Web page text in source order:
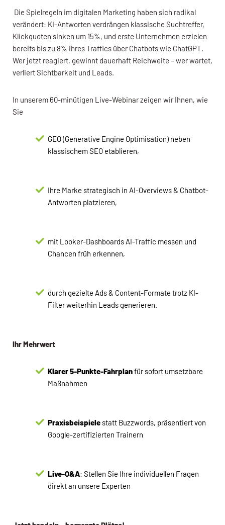
Die Spielregeln im digitalen Marketing haben sich radikal
verändert: KI-Antworten verdrängen klassische Suchtreffer,
Klick­quoten sinken um 15%, und erste Unternehmen erzielen
bereits bis zu 8% ihres Traffics über Chatbots wie ChatGPT.
Wer jetzt reagiert, gewinnt dauerhaft Reichweite – wer wartet,
verliert Sichtbarkeit und Leads.
In unserem 60-minütigen Live-Webinar zeigen wir Ihnen, wie
Sie
GEO (Generative Engine Optimisation) neben
klassischem SEO etablieren,
Ihre Marke strategisch in AI-Overviews & Chatbot-
Antworten platzieren,
mit Looker-Dashboards AI-Traffic messen und
Chancen früh erkennen,
durch gezielte Ads & Content-Formate trotz KI-
Filter weiterhin Leads generieren.
Ihr Mehrwert
Klarer 5-Punkte-Fahrplanfür sofort umsetzbare
Maßnahmen
Praxisbeispiele statt Buzzwords, präsentiert von
Google-zertifizierten Trainern
Live-Q&A: Stellen Sie Ihre individuellen Fragen
direkt an unsere Experten